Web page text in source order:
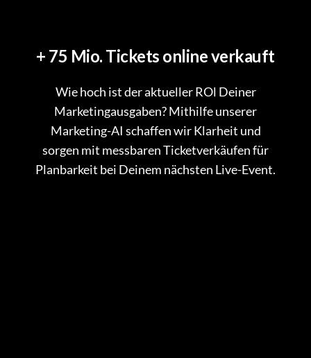
+ 75 Mio. Tickets online verkauft
Wie hoch ist der aktueller ROl Deiner
Marketingausgaben? Mithilfe unserer
Marketing-AI schaffen wir Klarheit und
sorgen mit messbaren Ticketverkäufen für
Planbarkeit bei Deinem nächsten Live-Event.